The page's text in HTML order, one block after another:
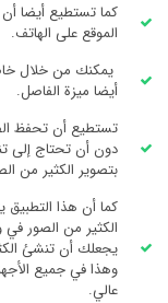
كما تستطيع أيضا أن
الموقع على الهاتف.
يمكنك من خلال
أيضا ميزة الفاصل.
تستطيع أن تحفظ
دون أن تحتاج إلى
بتصوير الكثير من
كما أن هذا التطبيق
الكثير من الصور
يجعلك أن تنشئ
وهذا في جميع
عالي.